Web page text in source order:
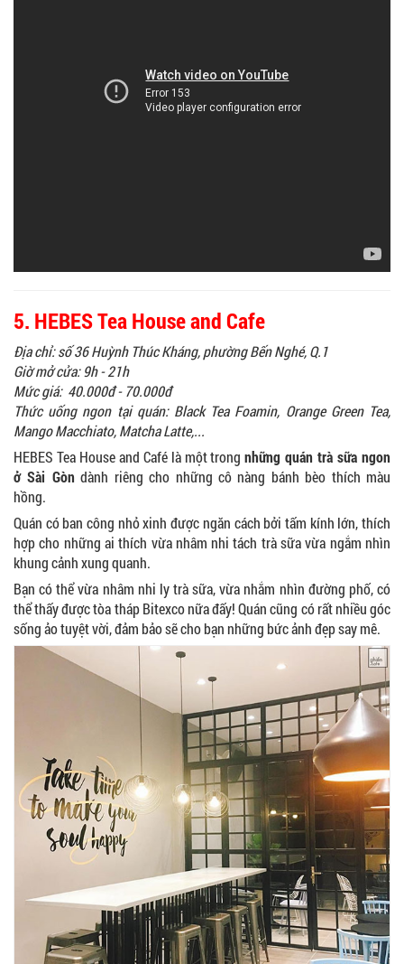
5. HEBES Tea House and Cafe
Địa chỉ: số 36 Huỳnh Thúc Kháng, phường Bến Nghé, Q.1
Giờ mở cửa: 9h - 21h
Mức giá: 40.000đ - 70.000đ
Thức uống ngon tại quán: Black Tea Foamin, Orange Green Tea,
Mango Macchiato, Matcha Latte,...
HEBES Tea House and Café là một trongnhững quán trà sữa ngon
ở Sài Gòn dành riêng cho những cô nàng bánh bèo thích màu
hồng.
Quán có ban công nhỏ xinh được ngăn cách bởi tấm kính lớn, thích
hợp cho những ai thích vừa nhâm nhi tách trà sữa vừa ngắm nhìn
khung cảnh xung quanh.
Bạn có thể vừa nhâm nhi ly trà sữa, vừa nhắm nhìn đường phố, có
thể thấy được tòa tháp Bitexco nữa đấy! Quán cũng có rất nhiều góc
sống ảo tuyệt vời, đảm bảo sẽ cho bạn những bức ảnh đẹp say mê.